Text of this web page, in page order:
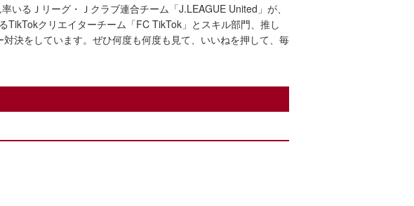
いるＪリーグ・Ｊクラブ連合チーム「J.LEAGUE United」が、
TikTokクリエイターチーム「FC TikTok」とスキル部門、推し
決をしています。ぜひ何度も何度も見て、いいねを押して、毎